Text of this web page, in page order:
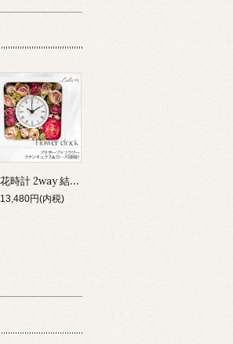
花時計 2way 結婚祝い 新築祝い 両親贈呈品 造花 掛け時計 置き時計 ラナンキュラス 薔薇 時計 フラワー ギフト プレゼント 女性 母親 誕生日 還暦祝い 母の日 開店 退職 引越し
13,480円(内税)